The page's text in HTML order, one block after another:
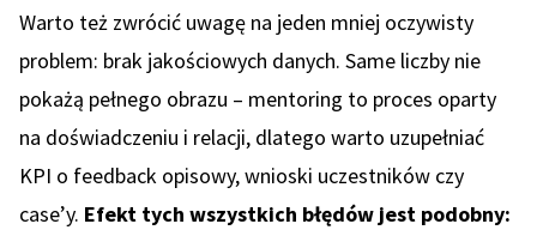
Warto też zwrócić uwagę na jeden mniej oczywisty
problem: brak jakościowych danych. Same liczby nie
pokażą pełnego obrazu – mentoring to proces oparty
na doświadczeniu i relacji, dlatego warto uzupełniać
KPI o feedback opisowy, wnioski uczestników czy
case’y. Efekt tych wszystkich błędów jest podobny: